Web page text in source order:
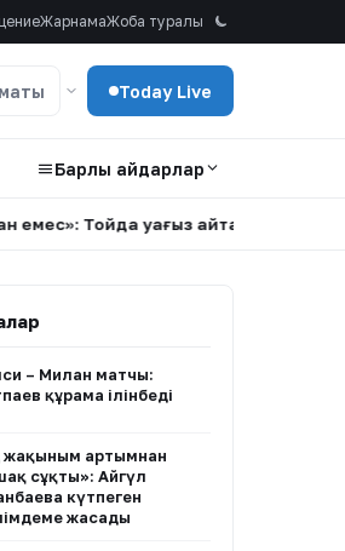
ЖарнамаЖоба туралы
Today Live
Барлық айдарлар
Тойда уағыз айтқан ер адамның қызы
– Милан матчы:
құрамға ілінбеді
жақыным артымнан
сұқты»: Айгүл
күтпеген
жасады